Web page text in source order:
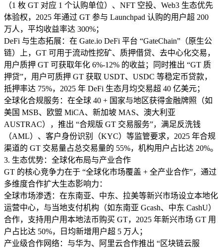
（1 枚 GT 对应 1 个认购单位）、NFT 空投、Web3 生态优先
体验权，2025 年通过 GT 参与 Launchpad 认购的用户超 200
万人，平均收益率达 300%；​
DeFi 与生态拓展：在 Gate.io DeFi 平台 “GateChain”（原生公
链）上，GT 可用于流动性挖矿、质押借贷、去中心化交易，
用户质押 GT 可获取年化 6%-12% 的收益；同时推出 “GT 质
押贷”，用户可质押 GT 获取 USDT、USDC 等稳定币贷款，
抵押率达 75%，2025 年 DeFi 生态月均交易超 40 亿美元；​
全球化合规服务：在全球 40 + 国家与地区获得金融牌照（如
美国 MSB、欧盟 MiCA、新加坡 MAS、澳大利亚
AUSTRAC），推出 “合规版 GT 交易服务”，满足反洗钱
（AML）、客户身份识别（KYC）等监管要求，2025 年合规
渠道的 GT 交易量占总交易量的 55%，机构用户占比达 20%。​
3. 生态优势：全球化布局与产业合作​
GT 的核心竞争力在于 “全球化市场覆盖 + 全产业合作”，通过
多维度合作扩大生态影响力：​
全球市场渗透：在东南亚、中东、拉美等新兴市场设立本地化
运营中心，与当地支付机构（如东南亚 Gcash、中东 CashU）
合作，支持用户用本地法币购买 GT，2025 年新兴市场 GT 用
户占比达 50%，日均新增用户超 5 万人；​
产业级合作网络：与华为、阿里云合作推出 “区块链云服